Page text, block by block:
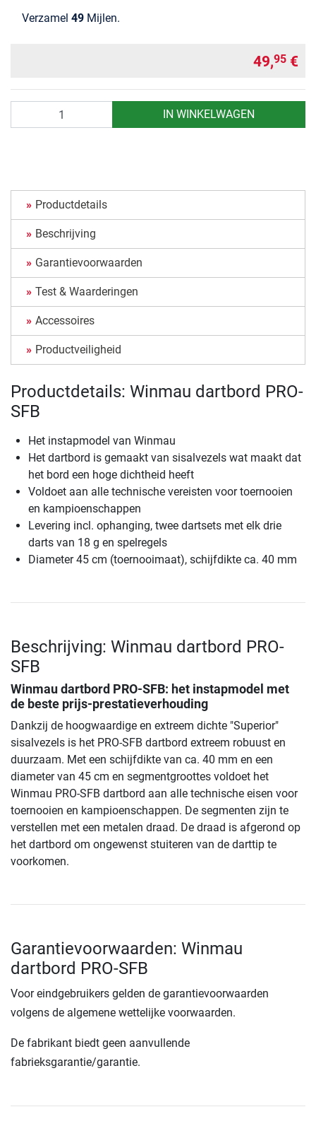
Verzamel 49 Mijlen.
49,95 €
IN WINKELWAGEN
Productdetails
Beschrijving
Garantievoorwaarden
Test & Waarderingen
Accessoires
Productveiligheid
Productdetails: Winmau dartbord PRO-
SFB
Het instapmodel van Winmau
Het dartbord is gemaakt van sisalvezels wat maakt dat
het bord een hoge dichtheid heeft
Voldoet aan alle technische vereisten voor toernooien
en kampioenschappen
Levering incl. ophanging, twee dartsets met elk drie
darts van 18 g en spelregels
Diameter 45 cm (toernooimaat), schijfdikte ca. 40 mm
Beschrijving: Winmau dartbord PRO-
SFB
Winmau dartbord PRO-SFB: het instapmodel met
de beste prijs-prestatieverhouding
Dankzij de hoogwaardige en extreem dichte "Superior"
sisalvezels is het PRO-SFB dartbord extreem robuust en
duurzaam. Met een schijfdikte van ca. 40 mm en een
diameter van 45 cm en segmentgroottes voldoet het
Winmau PRO-SFB dartbord aan alle technische eisen voor
toernooien en kampioenschappen. De segmenten zijn te
verstellen met een metalen draad. De draad is afgerond op
het dartbord om ongewenst stuiteren van de darttip te
voorkomen.
Garantievoorwaarden: Winmau
dartbord PRO-SFB
Voor eindgebruikers gelden de garantievoorwaarden
volgens de algemene wettelijke voorwaarden.
De fabrikant biedt geen aanvullende
fabrieksgarantie/garantie.